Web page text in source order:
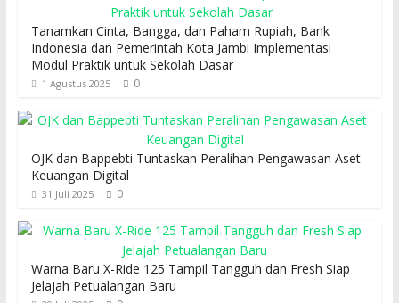
Tanamkan Cinta, Bangga, dan Paham Rupiah, Bank
Indonesia dan Pemerintah Kota Jambi Implementasi
Modul Praktik untuk Sekolah Dasar
1 Agustus 2025 0
OJK dan Bappebti Tuntaskan Peralihan Pengawasan Aset
Keuangan Digital
31 Juli 2025 0
Warna Baru X-Ride 125 Tampil Tangguh dan Fresh Siap
Jelajah Petualangan Baru